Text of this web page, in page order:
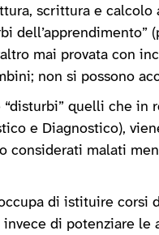
scrittura e calcolo
mai provata con
non si possono
“disturbi” quelli che
e Diagnostico),
considerati malati
di istituire corsi
di potenziare le